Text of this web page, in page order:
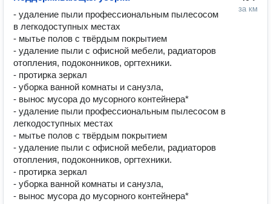
за км
- удаление пыли профессиональным пылесосом
в легкодоступных местах
- мытье полов с твёрдым покрытием
- удаление пыли с офисной мебели, радиаторов
отопления, подоконников, оргтехники.
- протирка зеркал
- уборка ванной комнаты и санузла,
- вынос мусора до мусорного контейнера*
- удаление пыли профессиональным пылесосом в
легкодоступных местах
- мытье полов с твёрдым покрытием
- удаление пыли с офисной мебели, радиаторов
отопления, подоконников, оргтехники.
- протирка зеркал
- уборка ванной комнаты и санузла,
- вынос мусора до мусорного контейнера*